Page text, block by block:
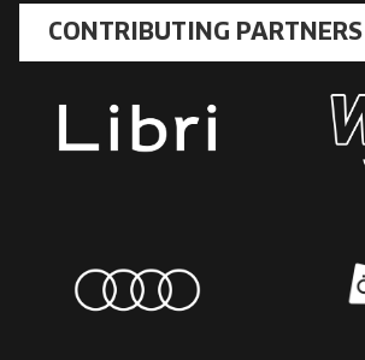
CONTRIBUTING PARTNERS